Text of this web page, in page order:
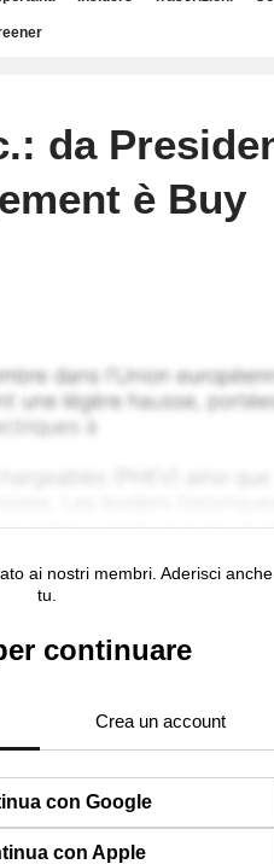
da
è Buy
ai nostri membri. Aderisci anche
tu.
continuare
Crea un account
con Google
con Apple